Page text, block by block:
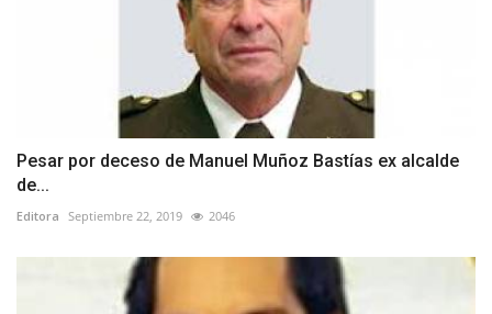
Pesar por deceso de Manuel Muñoz Bastías ex alcalde
de...
Editora Septiembre 22, 2019 2046